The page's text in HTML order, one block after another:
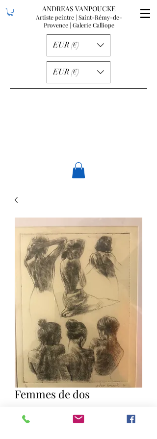
ANDREAS VANPOUCKE
Artiste peintre | Saint-Rémy-de-
Provence | Galerie Calliope
EUR (€)
EUR (€)
Femmes de dos
Quantity